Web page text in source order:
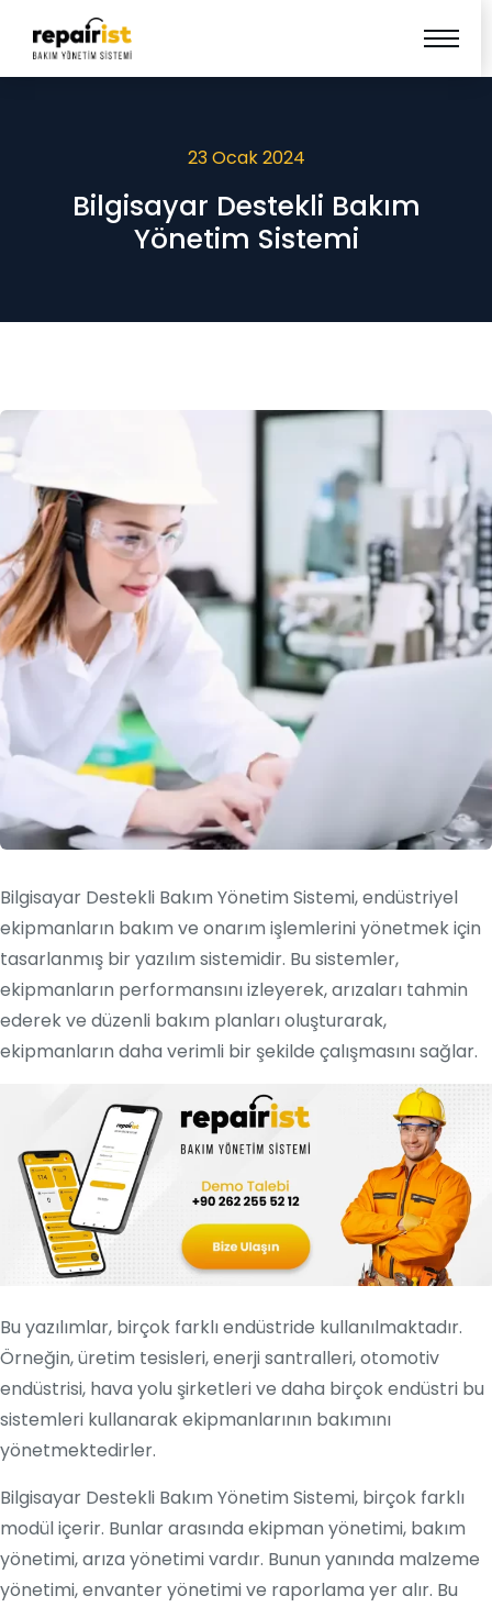
23 Ocak 2024
Bilgisayar Destekli Bakım
Yönetim Sistemi
Bilgisayar Destekli Bakım Yönetim Sistemi, endüstriyel
ekipmanların bakım ve onarım işlemlerini yönetmek için
tasarlanmış bir yazılım sistemidir. Bu sistemler,
ekipmanların performansını izleyerek, arızaları tahmin
ederek ve düzenli bakım planları oluşturarak,
ekipmanların daha verimli bir şekilde çalışmasını sağlar.
Bu yazılımlar, birçok farklı endüstride kullanılmaktadır.
Örneğin, üretim tesisleri, enerji santralleri, otomotiv
endüstrisi, hava yolu şirketleri ve daha birçok endüstri bu
sistemleri kullanarak ekipmanlarının bakımını
yönetmektedirler.
Bilgisayar Destekli Bakım Yönetim Sistemi, birçok farklı
modül içerir. Bunlar arasında ekipman yönetimi, bakım
yönetimi, arıza yönetimi vardır. Bunun yanında malzeme
yönetimi, envanter yönetimi ve raporlama yer alır. Bu